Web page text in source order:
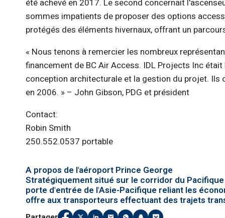
été achevé en 2017. Le second concernait
sommes impatients de proposer des options
protégés des éléments hivernaux, offrant un
« Nous tenons à remercier les nombreux
financement de BC Air Access. IDL Projects Inc
conception architecturale et la gestion du projet. Ils
en 2006. » – John Gibson, PDG et président
Contact:
Robin Smith
250.552.0537 portable
A propos de l'aéroport Prince George
Stratégiquement situé sur le corridor du
porte d'entrée de l'Asie-Pacifique reliant les
offre aux transporteurs effectuant des trajets